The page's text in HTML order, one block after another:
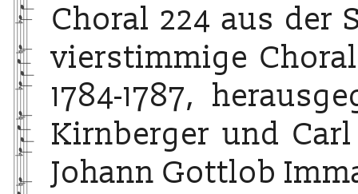
Choral 224 aus der
vierstimmige
1784-1787,
Kirnberger und
Johann Gottlob